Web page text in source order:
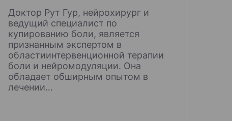
Доктор Рут Гур, нейрохирург и
ведущий специалист по
купированию боли, является
признанным экспертом в
областиинтервенционной терапии
боли и нейромодуляции. Она
обладает обширным опытом в
лечении…